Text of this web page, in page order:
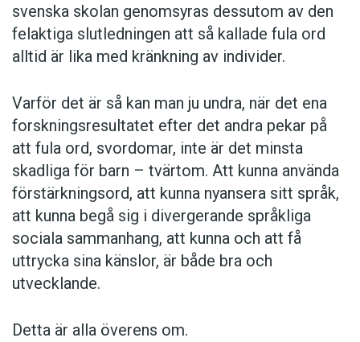
svenska skolan genomsyras dessutom av den
felaktiga slutledningen att så kallade fula ord
alltid är lika med kränkning av individer.
Varför det är så kan man ju undra, när det ena
forskningsresultatet efter det andra pekar på
att fula ord, svordomar, inte är det minsta
skadliga för barn – tvärtom. Att kunna använda
förstärkningsord, att kunna nyansera sitt språk,
att kunna begå sig i divergerande språkliga
sociala sammanhang, att kunna och att få
uttrycka sina känslor, är både bra och
utvecklande.
Detta är alla överens om.